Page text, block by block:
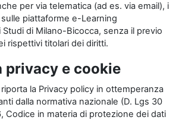
per via telematica (ad es. via email), i
piattaforme e-Learning
Studi di Milano-Bicocca, senza il previo
rispettivi titolari dei diritti.
privacy e cookie
la Privacy policy in ottemperanza
dalla normativa nazionale (D. Lgs 30
Codice in materia di protezione dei dati